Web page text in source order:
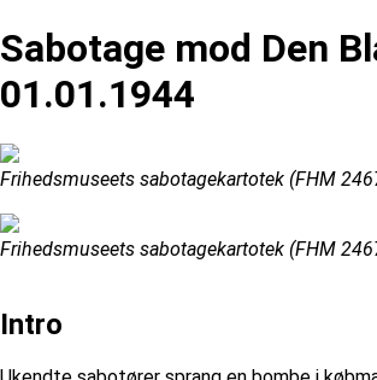
Sabotage mod Den
01.01.1944
Frihedsmuseets sabotagekartotek (FHM
Frihedsmuseets sabotagekartotek (FHM
Intro